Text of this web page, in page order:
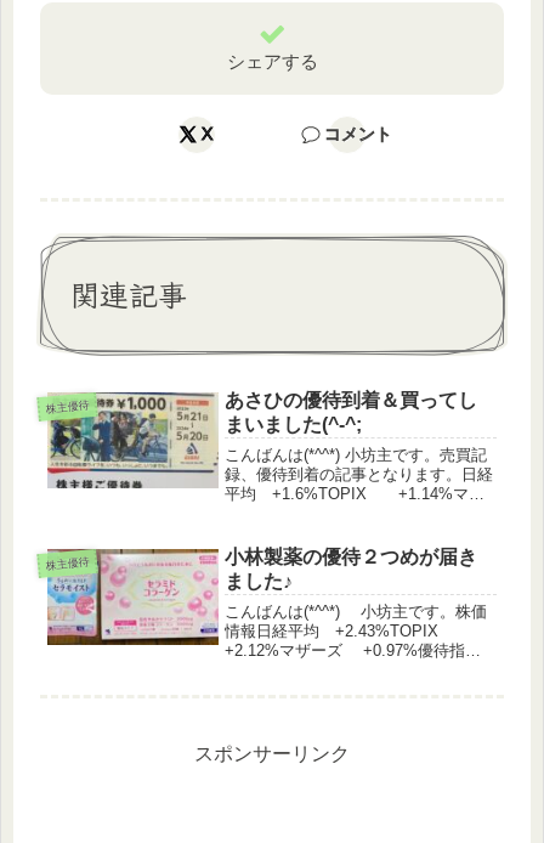
シェアする
X コメント
関連記事
株主優待
あさひの優待到着＆買ってし
まいました(^-^;
こんばんは(*^^*) 小坊主です。売買記
録、優待到着の記事となります。日経
平均 +1.6%TOPIX +1.14%マザ
も強いですね。期待して保有株を見る
とショボ...
株主優待
小林製薬の優待２つめが届き
ました♪
こんばんは(*^^*) 小坊主です。株価
情報日経平均 +2.43%TOPIX
+2.12%マザーズ +0.97%優待指
スポンサーリンク